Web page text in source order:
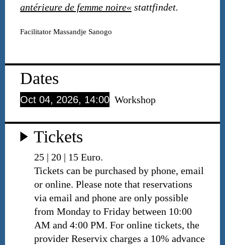
antérieure de femme noire« stattfindet.
Facilitator Massandje Sanogo
Dates
Oct 04, 2026, 14:00 Workshop
Tickets
25 | 20 | 15 Euro.
Tickets can be purchased by phone, email
or online. Please note that reservations
via email and phone are only possible
from Monday to Friday between 10:00
AM and 4:00 PM. For online tickets, the
provider Reservix charges a 10% advance